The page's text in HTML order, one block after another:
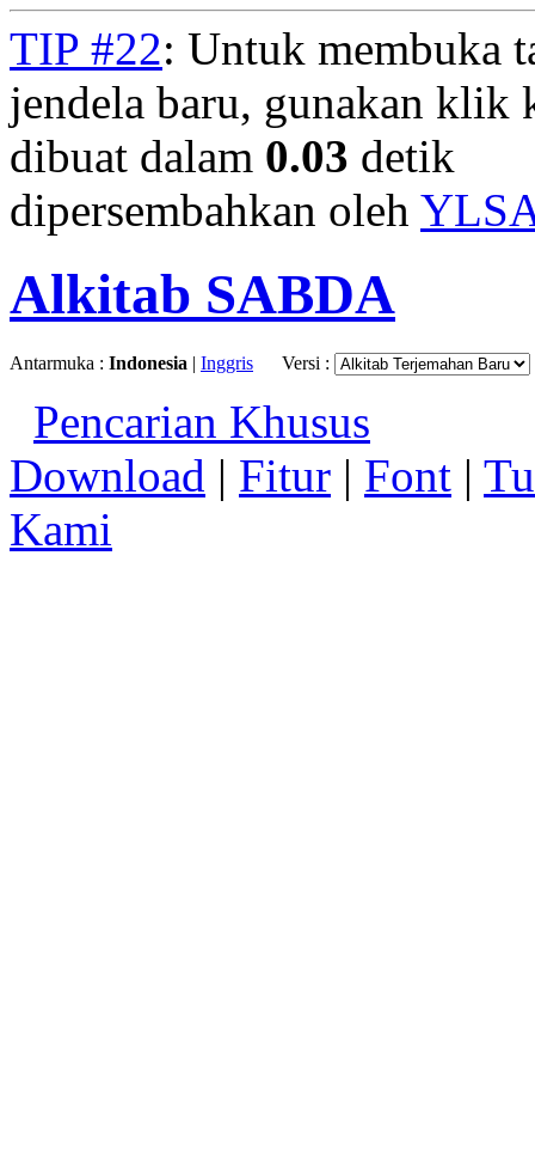
TIP #22: Untuk membuka
jendela baru, gunakan klik
dibuat dalam 0.03 detik
dipersembahkan oleh
Alkitab SABDA
Antarmuka : Indonesia | Inggris Versi :
Pencarian Khusus
Download | Fitur | Font |
Kami